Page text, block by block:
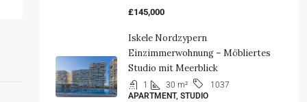
£145,000
Iskele Nordzypern
Einzimmerwohnung – Möbliertes
Studio mit Meerblick
1 30 m²
1037
APARTMENT, STUDIO